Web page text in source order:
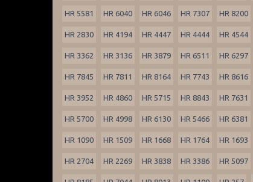
HR 5581 HR 6040 HR 6046 HR 7307 HR 8200
HR 2830 HR 4194 HR 4447 HR 4444 HR 4544
HR 3362 HR 3136 HR 3879 HR 6511 HR 6297
HR 7845 HR 7811 HR 8164 HR 7743 HR 8616
HR 3952 HR 4860 HR 5715 HR 8843 HR 7631
HR 5700 HR 4998 HR 6130 HR 5466 HR 6381
HR 1090 HR 1509 HR 1668 HR 1764 HR 1693
HR 2704 HR 2269 HR 3838 HR 3386 HR 5097